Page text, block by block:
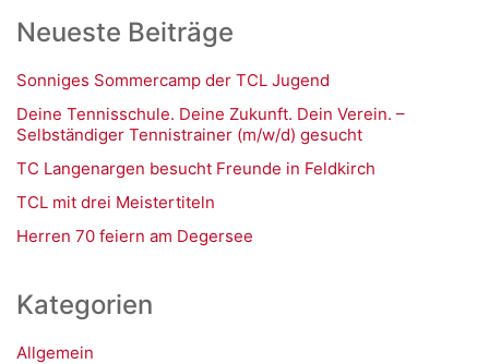
Neueste Beiträge
Sonniges Sommercamp der TCL Jugend
Deine Tennisschule. Deine Zukunft. Dein Verein. –
Selbständiger Tennistrainer (m/w/d) gesucht
TC Langenargen besucht Freunde in Feldkirch
TCL mit drei Meistertiteln
Herren 70 feiern am Degersee
Kategorien
Allgemein